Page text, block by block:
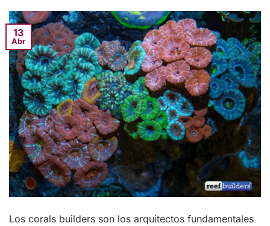
13
Abr
Los corals builders son los arquitectos fundamentales